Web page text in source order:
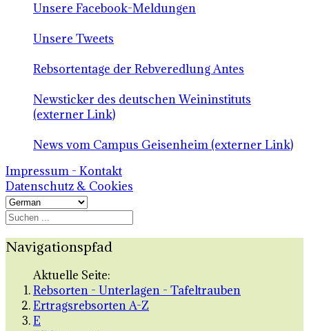
Unsere Facebook-Meldungen
Unsere Tweets
Rebsortentage der Rebveredlung Antes
Newsticker des deutschen Weininstituts
(externer Link)
News vom Campus Geisenheim (externer Link)
Impressum - Kontakt
Datenschutz & Cookies
Navigationspfad
Aktuelle Seite:
Rebsorten - Unterlagen - Tafeltrauben
Ertragsrebsorten A-Z
E